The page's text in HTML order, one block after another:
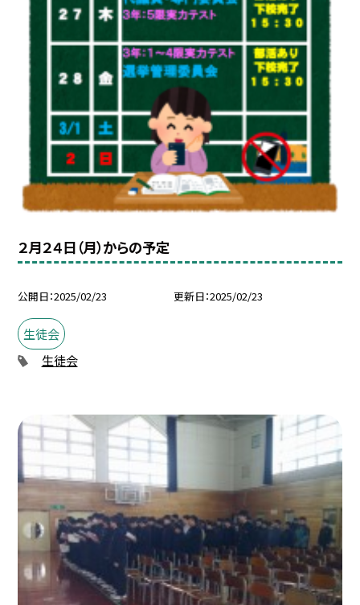
２月２４日（月）からの予定
公開日 2025/02/23 更新日 2025/02/23
生徒会
生徒会